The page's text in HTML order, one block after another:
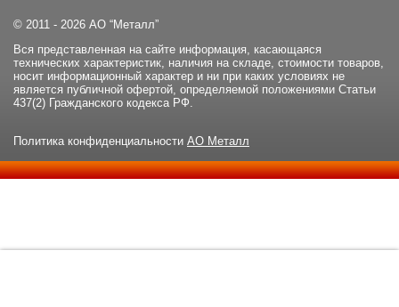
© 2011 - 2026 АО “Металл”
Вся представленная на сайте информация, касающаяся
технических характеристик, наличия на складе, стоимости товаров,
носит информационный характер и ни при каких условиях не
является публичной офертой, определяемой положениями Статьи
437(2) Гражданского кодекса РФ.
Политика конфиденциальности АО Металл